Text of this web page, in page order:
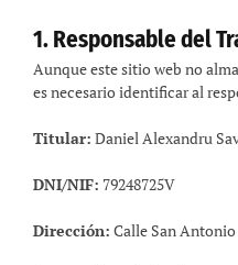
1. Responsable del
Aunque este sitio web no
es necesario identificar al
Titular: Daniel Alexandru
DNI/NIF: 79248725V
Dirección: Calle San Antonio